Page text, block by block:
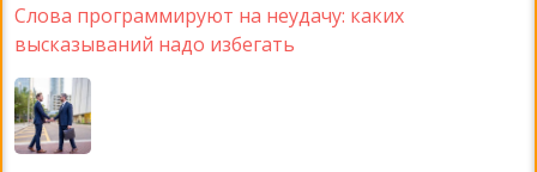
Слова программируют на неудачу: каких
высказываний надо избегать